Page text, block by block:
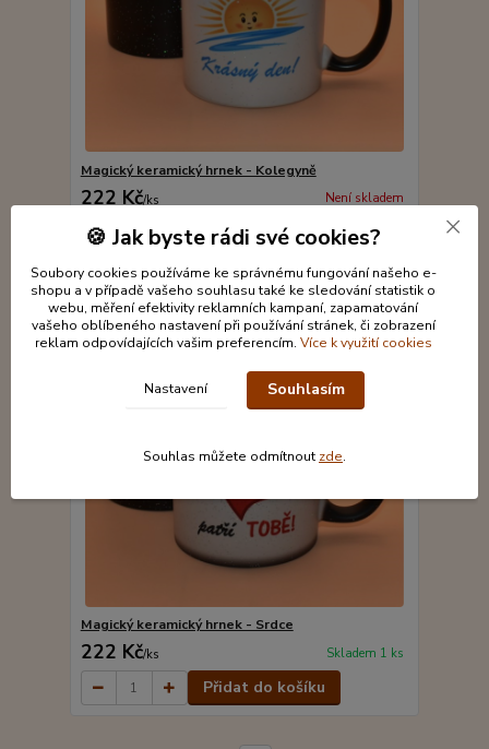
Magický keramický hrnek - Kolegyně
222 Kč/ks Není skladem
Detail
Magický keramický hrnek - Srdce
222 Kč/ks Skladem 1 ks
Přidat do košíku
🍪 Jak byste rádi své cookies?
Soubory cookies používáme ke správnému fungování našeho e-
shopu a v případě vašeho souhlasu také ke sledování statistik o
webu, měření efektivity reklamních kampaní, zapamatování
vašeho oblíbeného nastavení při používání stránek, či zobrazení
reklam odpovídajících vašim preferencím. Více k využití cookies
Nastavení Souhlasím
Souhlas můžete odmítnout zde.